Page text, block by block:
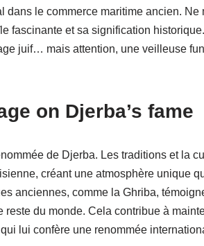
le commerce maritime ancien. Ne
fascinante et sa signification
juif… mais attention, une veilleuse
on Djerba’s fame
de Djerba. Les traditions et la
créant une atmosphère unique
anciennes, comme la Ghriba,
du monde. Cela contribue à
lui confère une renommée